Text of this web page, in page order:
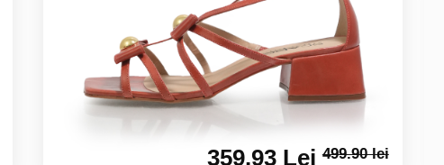
359.93 Lei499.90 lei